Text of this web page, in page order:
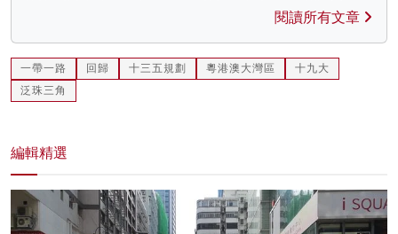
閱讀所有文章
一帶一路 回歸 十三五規劃 粵港澳大灣區
十九大
泛珠三角
編輯精選